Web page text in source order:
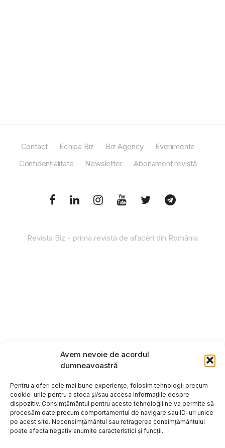
Avem nevoie de acordul
dumneavoastră
Pentru a oferi cele mai bune experiențe, folosim tehnologii precum
cookie-urile pentru a stoca și/sau accesa informațiile despre
dispozitiv. Consimțământul pentru aceste tehnologii ne va permite să
procesăm date precum comportamentul de navigare sau ID-uri unice
pe acest site. Neconsimțământul sau retragerea consimțământului
poate afecta negativ anumite caracteristici și funcții.
Contact Echipa Biz Biz Agency
Evenimente
Confidențialitate
Newsletter Abonament revistă
Revista Biz - prima revista de afaceri din România